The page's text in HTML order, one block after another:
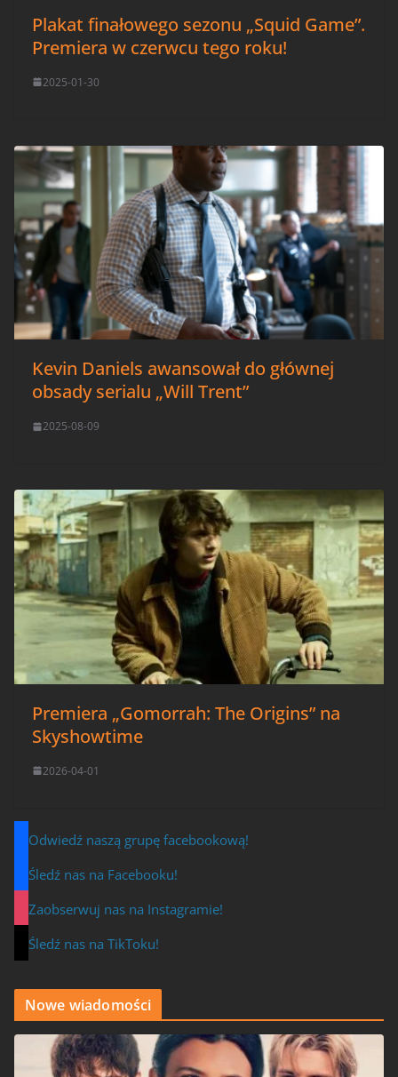
Plakat finałowego sezonu „Squid Game”.
Premiera w czerwcu tego roku!
2025-01-30
Kevin Daniels awansował do głównej
obsady serialu „Will Trent”
2025-08-09
Premiera „Gomorrah: The Origins” na
Skyshowtime
2026-04-01
Odwiedź naszą grupę facebookową!
Śledź nas na Facebooku!
Zaobserwuj nas na Instagramie!
Śledź nas na TikToku!
Nowe wiadomości